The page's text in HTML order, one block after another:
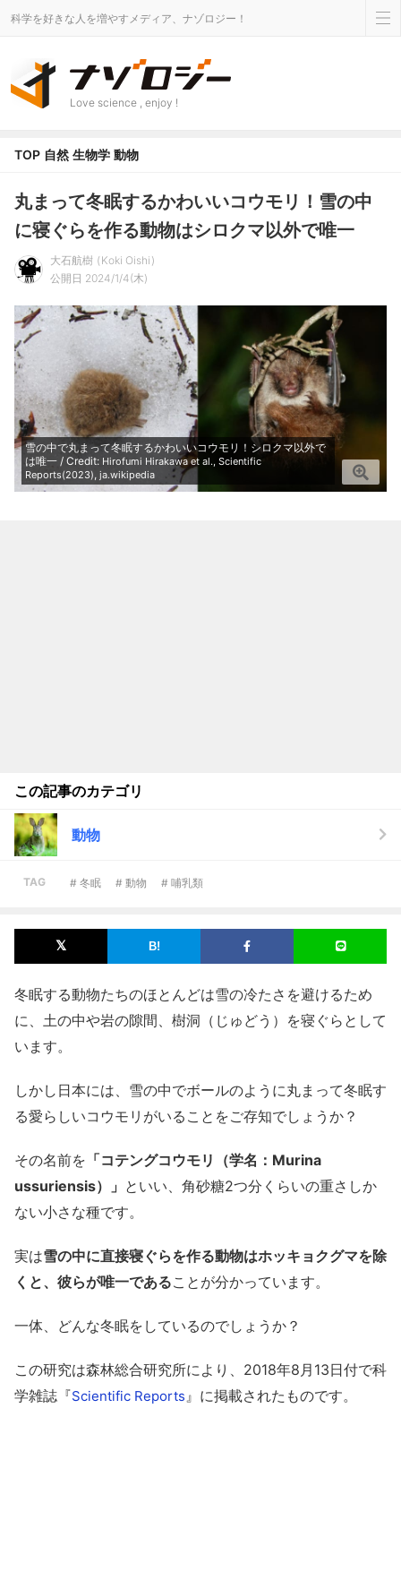
科学を好きな人を増やすメディア、ナゾロジー！
Love science , enjoy !
TOP 自然 生物学 動物
丸まって冬眠するかわいいコウモリ！雪の中
に寝ぐらを作る動物はシロクマ以外で唯一
大石航樹
Koki Oishi
公開日 2024/1/4(木)
雪の中で丸まって冬眠するかわいいコウモリ！シロクマ以外で
は唯一 / Credit: Hirofumi Hirakawa et al., Scientific
Reports(2023), ja.wikipedia
この記事のカテゴリ
動物
TAG # 冬眠 # 動物 # 哺乳類
冬眠する動物たちのほとんどは雪の冷たさを避けるため
に、土の中や岩の隙間、樹洞（じゅどう）を寝ぐらとして
います。
しかし日本には、雪の中でボールのように丸まって冬眠す
る愛らしいコウモリがいることをご存知でしょうか？
その名前を 「コテングコウモリ（学名：Murina
ussuriensis）」 といい、角砂糖2つ分くらいの重さしか
ない小さな種です。
実は雪の中に直接寝ぐらを作る動物はホッキョクグマを除
くと、彼らが唯一であることが分かっています。
一体、どんな冬眠をしているのでしょうか？
この研究は森林総合研究所により、2018年8月13日付で科
学雑誌『Scientific Reports』に掲載されたものです。